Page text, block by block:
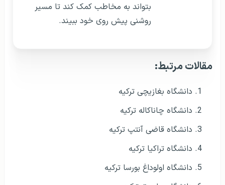
بتواند به مخاطب کمک کند تا مسیر
روشنی پیش روی خود ببیند.
مقالات مرتبط:
دانشگاه بغازیچی ترکیه
دانشگاه چاناکاله ترکیه
دانشگاه قاضی آنتپ ترکیه
دانشگاه تراکیا ترکیه
دانشگاه اولوداغ بورسا ترکیه